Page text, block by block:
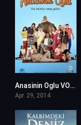
Anasinin Oglu VOSTFR
Apr. 29, 2014